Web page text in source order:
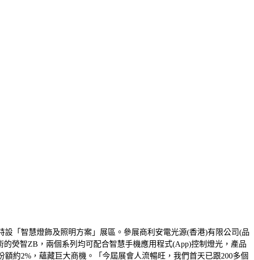
「智慧燈飾及照明方案」展區。參展商利安電光源(香港)有限公司(品
熒智ZB，兩個系列均可配合智慧手機應用程式(App)控制燈光，產品
約2%，蘊藏巨大商機。「今屆展會人流暢旺，我們首天已跟200多個